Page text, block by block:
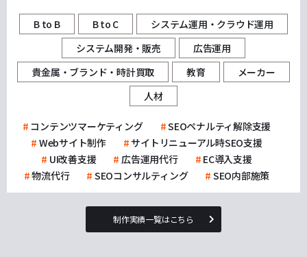
B to B B to C
システム運用・クラウド運用
システム開発・販売
広告運用
貴金属・ブランド・時計買取
教育
メーカー
人材
コンテンツマーケティング
SEOペナルティ解除支援
Webサイト制作
サイトリニューアル時SEO支援
UI改善支援
広告運用代行
EC導入支援
物流代行
SEOコンサルティング SEO内部施策
制作実績一覧はこちら